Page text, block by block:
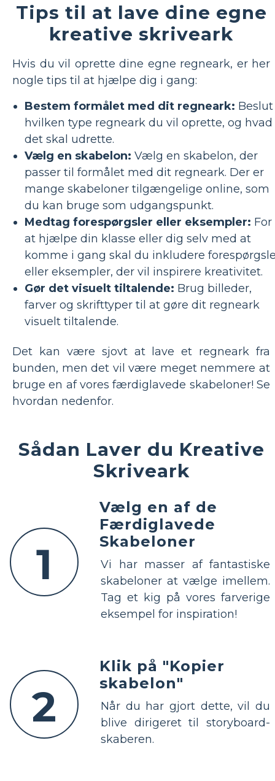
Tips til at lave dine egne
kreative skriveark
Hvis du vil oprette dine egne regneark, er her
nogle tips til at hjælpe dig i gang:
Bestem formålet med dit regneark: Beslut
hvilken type regneark du vil oprette, og hvad
det skal udrette.
Vælg en skabelon: Vælg en skabelon, der
passer til formålet med dit regneark. Der er
mange skabeloner tilgængelige online, som
du kan bruge som udgangspunkt.
Medtag forespørgsler eller eksempler: For
at hjælpe din klasse eller dig selv med at
komme i gang skal du inkludere
eller eksempler, der vil inspirere kreativitet.
Gør det visuelt tiltalende: Brug billeder,
farver og skrifttyper til at gøre dit regneark
visuelt tiltalende.
Det kan være sjovt at lave et regneark fra
bunden, men det vil være meget nemmere at
bruge en af ​​vores færdiglavede skabeloner! Se
hvordan nedenfor.
Sådan Laver du Kreative
Skriveark
1
Vælg en af de
Færdiglavede
Skabeloner
Vi har masser af fantastiske
skabeloner at vælge imellem.
Tag et kig på vores farverige
eksempel for inspiration!
2
Klik på "Kopier
skabelon"
Når du har gjort dette, vil du
blive dirigeret til storyboard-
skaberen.